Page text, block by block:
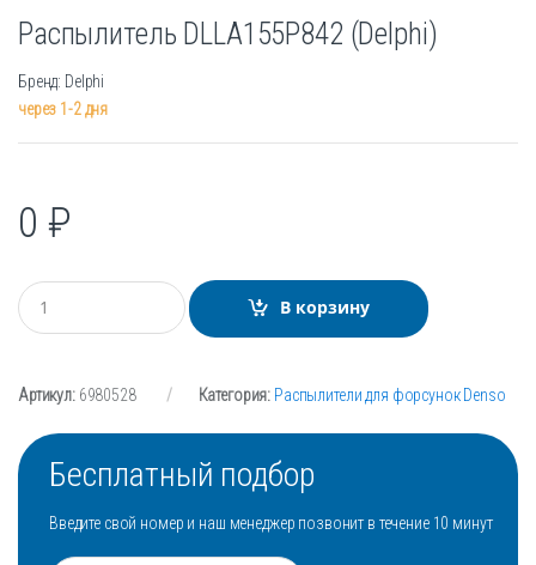
Распылитель DLLA155P842 (Delphi)
Бренд: Delphi
через 1-2 дня
0 ₽
К
о
е
в
В корзину
Артикул: 6980528 Категория: Распылители для форсунок Denso
Бесплатный подбор
Введите свой номер и наш менеджер позвонит в течение 10 минут